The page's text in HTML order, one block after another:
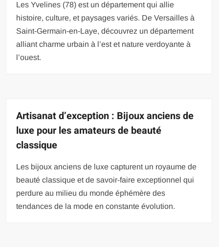
Les Yvelines (78) est un département qui allie
histoire, culture, et paysages variés. De Versailles à
Saint-Germain-en-Laye, découvrez un département
alliant charme urbain à l’est et nature verdoyante à
l’ouest.
Artisanat d’exception : Bijoux anciens de
luxe pour les amateurs de beauté
classique
Les bijoux anciens de luxe capturent un royaume de
beauté classique et de savoir-faire exceptionnel qui
perdure au milieu du monde éphémère des
tendances de la mode en constante évolution.